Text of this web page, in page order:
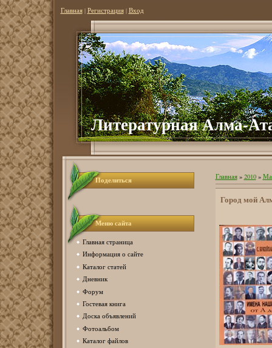
Главная| Регистрация| Вход
Литературная Алма-
Поделиться
Меню сайта
Главная страница
Информация о сайте
Каталог статей
Дневник
Форум
Гостевая книга
Доска объявлений
Фотоальбом
Каталог файлов
Главная» 2010 »
Город мой